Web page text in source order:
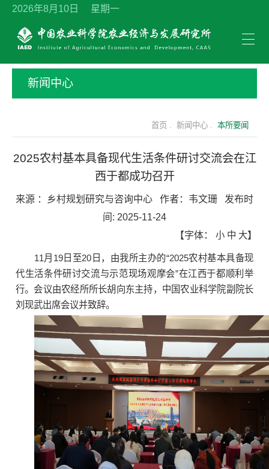
2026年8月10日 星期一
新闻中心
首页 . 新闻中心 . 本所要闻
2025农村基本具备现代生活条件研讨交流会在江
西于都成功召开
来源 ： 乡村规划研究与咨询中心 作者： 韦文珊
发布时
间: 2025-11-24
【字体： 小 中 大】
11月19日至20日，由我所主办的“2025农村基本具备现
代生活条件研讨交流与示范现场观摩会”在江西于都顺利举
行。会议由农经所所长胡向东主持，中国农业科学院副院长
刘现武出席会议并致辞。